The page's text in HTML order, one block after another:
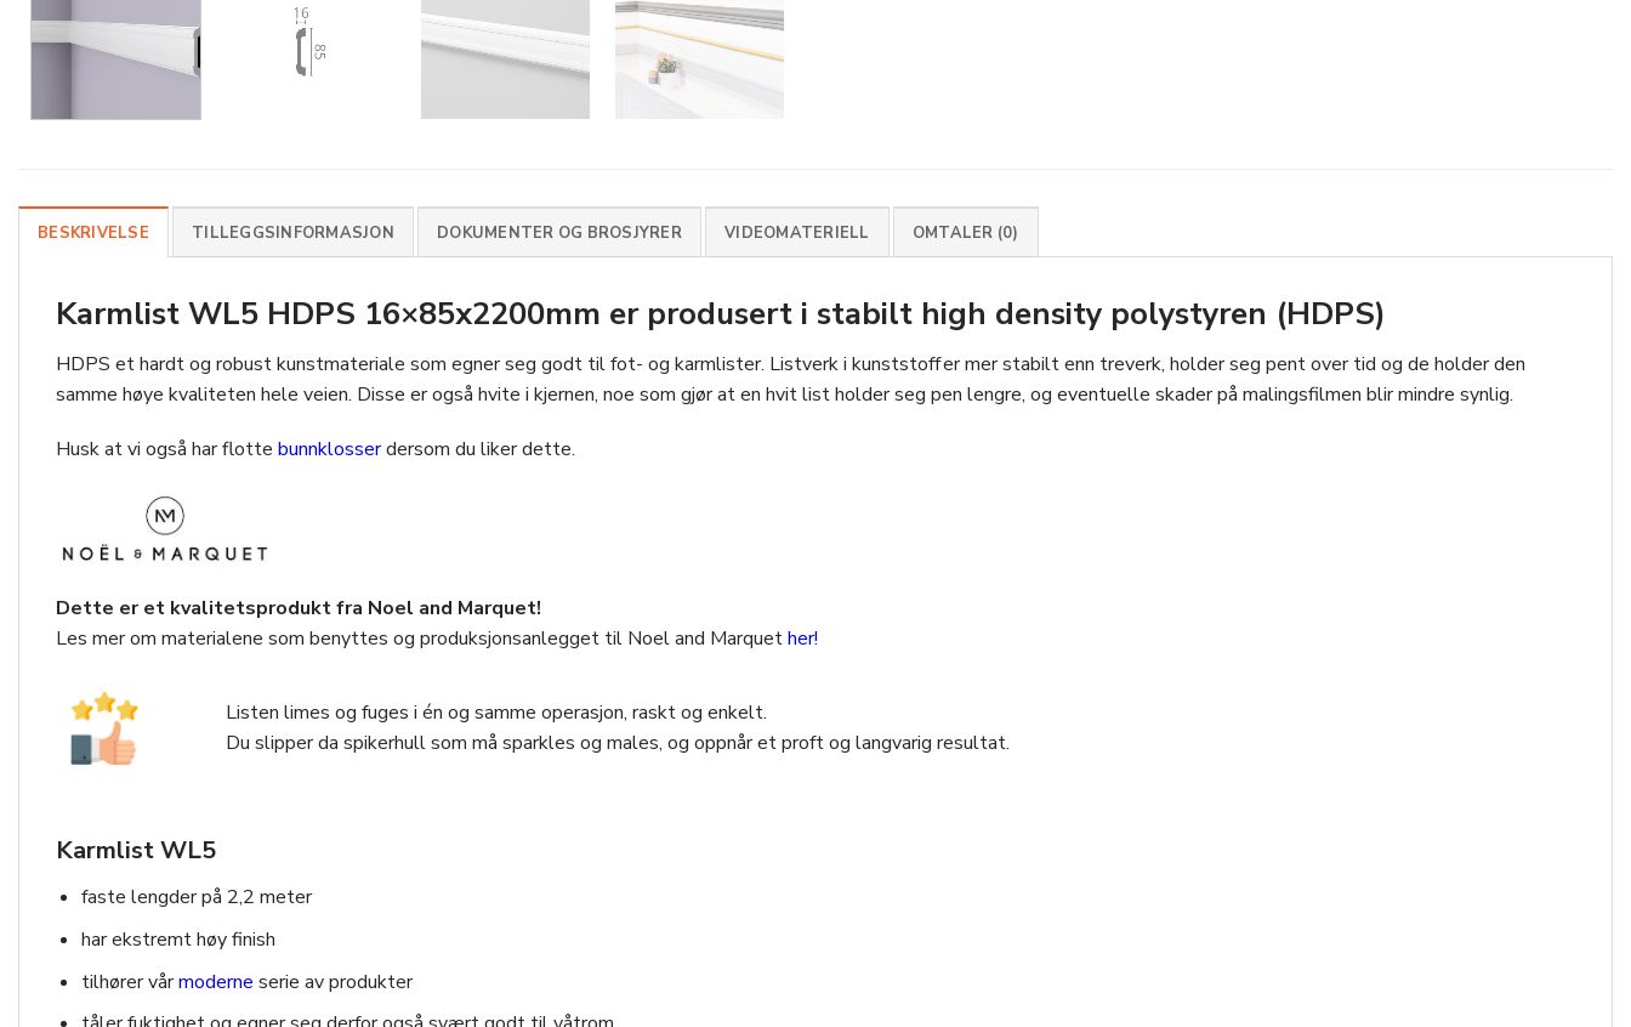
BESKRIVELSE TILLEGGSINFORMASJON DOKUMENTER OG BROSJYRER VIDEOMATERIELL OMTALER (0)
Karmlist WL5 HDPS 16×85x2200mm er produsert i stabilt high density polystyren (HDPS)
HDPS et hardt og robust kunstmateriale som egner seg godt til fot- og karmlister. Listverk i kunststoff er mer stabilt enn treverk, holder seg pent over tid og de holder den
samme høye kvaliteten hele veien. Disse er også hvite i kjernen, noe som gjør at en hvit list holder seg pen lengre, og eventuelle skader på malingsfilmen blir mindre synlig.
Husk at vi også har flotte bunnklosserdersom du liker dette.
Dette er et kvalitetsprodukt fra Noel and Marquet!
Les mer om materialene som benyttes og produksjonsanlegget til Noel and Marquether!
Listen limes og fuges i én og samme operasjon, raskt og enkelt.
Du slipper da spikerhull som må sparkles og males, og oppnår et proft og langvarig resultat.
Karmlist WL5
faste lengder på 2,2 meter
har ekstremt høy finish
tilhører vårmoderne serie av produkter